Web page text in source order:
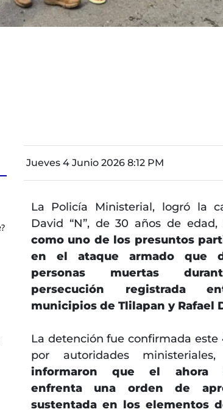
Jueves 4 Junio 2026 8:12 PM
La Policía Ministerial, logró la
David “N”, de 30 años de edad,
como uno de los presuntos
en el ataque armado que
personas muertas
persecución registrada
municipios de Tlilapan y Rafael
La detención fue confirmada este
por autoridades ministeriales,
informaron que el ahora
enfrenta una orden de
sustentada en los elementos